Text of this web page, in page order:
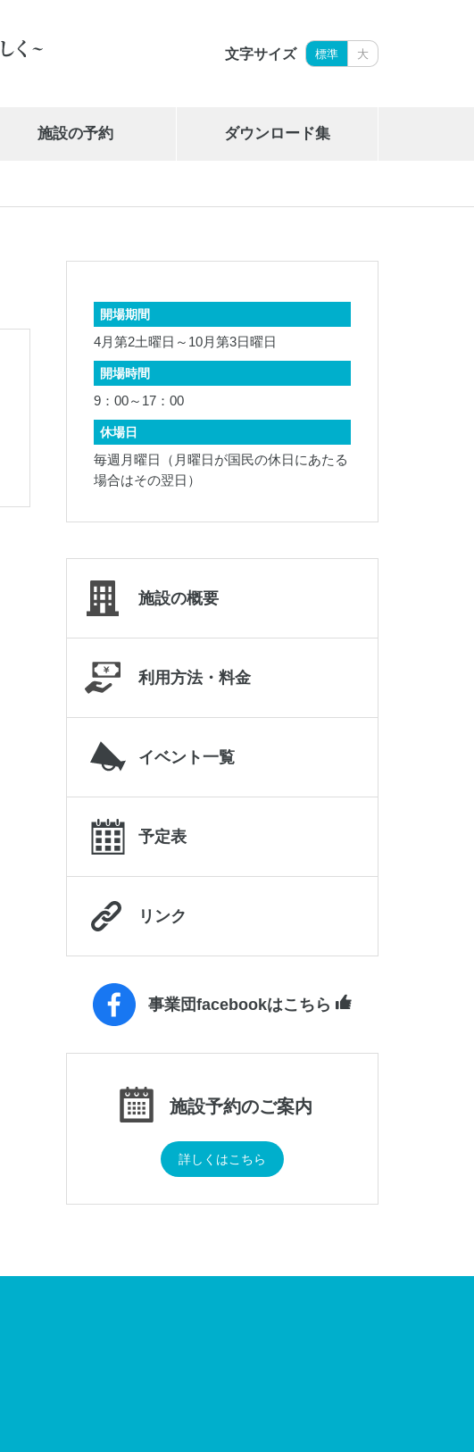
文字サイズ 標準 大
施設の予約 ダウンロード集
019-689-2265
岩手県勤労身体障がい者体育館
019-645-2187
0195-23-9511
開場期間
4月第2土曜日～10月第3日曜日
開場時間
9：00～17：00
休場日
毎週月曜日（月曜日が国民の休日にあたる
場合はその翌日）
施設の概要
利用方法・料金
イベント一覧
予定表
リンク
事業団facebookはこちら
施設予約のご案内
詳しくはこちら